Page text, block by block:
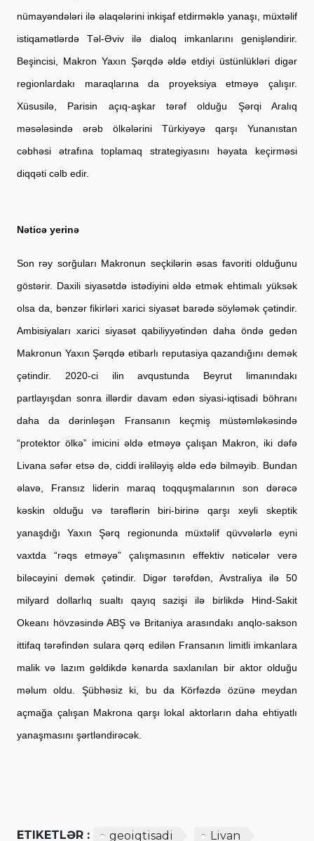
nümayəndələri ilə əlaqələrini inkişaf etdirməklə yanaşı, müxtəlif
istiqamətlərdə Təl-Əviv ilə dialoq imkanlarını genişləndirir.
Beşincisi, Makron Yaxın Şərqdə əldə etdiyi üstünlükləri digər
regionlardakı maraqlarına da proyeksiya etməyə çalışır.
Xüsusilə, Parisin açıq-aşkar tərəf olduğu Şərqi Aralıq
məsələsində ərəb ölkələrini Türkiyəyə qarşı Yunanıstan
cəbhəsi ətrafına toplamaq strategiyasını həyata keçirməsi
diqqəti cəlb edir.
Nəticə yerinə
Son rəy sorğuları Makronun seçkilərin əsas favoriti olduğunu
göstərir. Daxili siyasətdə istədiyini əldə etmək ehtimalı yüksək
olsa da, bənzər fikirləri xarici siyasət barədə söyləmək çətindir.
Ambisiyaları xarici siyasət qabiliyyətindən daha öndə gedən
Makronun Yaxın Şərqdə etibarlı reputasiya qazandığını demək
çətindir. 2020-ci ilin avqustunda Beyrut limanındakı
partlayışdan sonra illərdir davam edən siyasi-iqtisadi böhranı
daha da dərinləşən Fransanın keçmiş müstəmləkəsində
“protektor ölkə” imicini əldə etməyə çalışan Makron, iki dəfə
Livana səfər etsə də, ciddi irəliləyiş əldə edə bilməyib. Bundan
əlavə, Fransız liderin maraq toqquşmalarının son dərəcə
kəskin olduğu və tərəflərin biri-birinə qarşı xeyli skeptik
yanaşdığı Yaxın Şərq regionunda müxtəlif qüvvələrlə eyni
vaxtda “rəqs etməyə” çalışmasının effektiv nəticələr verə
biləcəyini demək çətindir. Digər tərəfdən, Avstraliya ilə 50
milyard dollarlıq sualtı qayıq sazişi ilə birlikdə Hind-Sakit
Okeanı hövzəsində ABŞ və Britaniya arasındakı anqlo-sakson
ittifaq tərəfindən sulara qərq edilən Fransanın limitli imkanlara
malik və lazım gəldikdə kənarda saxlanılan bir aktor olduğu
məlum oldu. Şübhəsiz ki, bu da Körfəzdə özünə meydan
açmağa çalışan Makrona qarşı lokal aktorların daha ehtiyatlı
yanaşmasını şərtləndirəcək.
ETIKETLƏR : geoiqtisadi
Livan